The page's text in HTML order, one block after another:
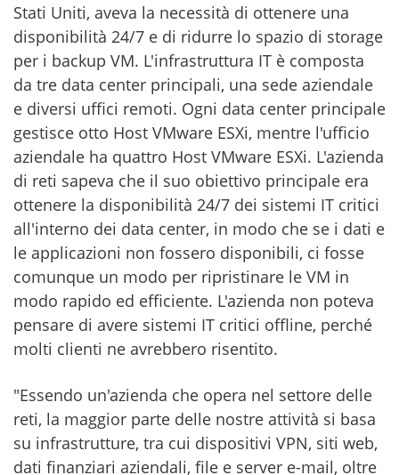
Stati Uniti, aveva la necessità di ottenere una
disponibilità 24/7 e di ridurre lo spazio di storage
per i backup VM. L'infrastruttura IT è composta
da tre data center principali, una sede aziendale
e diversi uffici remoti. Ogni data center principale
gestisce otto Host VMware ESXi, mentre l'ufficio
aziendale ha quattro Host VMware ESXi. L'azienda
di reti sapeva che il suo obiettivo principale era
ottenere la disponibilità 24/7 dei sistemi IT critici
all'interno dei data center, in modo che se i dati e
le applicazioni non fossero disponibili, ci fosse
comunque un modo per ripristinare le VM in
modo rapido ed efficiente. L'azienda non poteva
pensare di avere sistemi IT critici offline, perché
molti clienti ne avrebbero risentito.
"Essendo un'azienda che opera nel settore delle
reti, la maggior parte delle nostre attività si basa
su infrastrutture, tra cui dispositivi VPN, siti web,
dati finanziari aziendali, file e server e-mail, oltre